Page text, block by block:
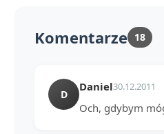
Komentarze 18
D
Daniel30.12.2011
Och, gdybym